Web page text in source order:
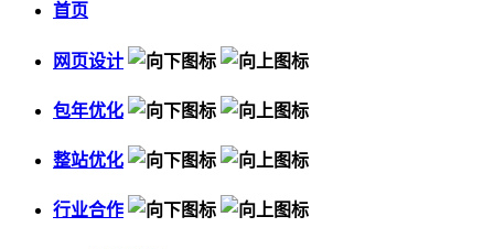
首页
网页设计
包年优化
整站优化
行业合作